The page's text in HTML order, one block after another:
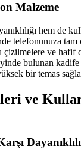
Malzeme
hem de
telefonunuza
çizilmelere ve hafif
bulunan
bir temas
ve